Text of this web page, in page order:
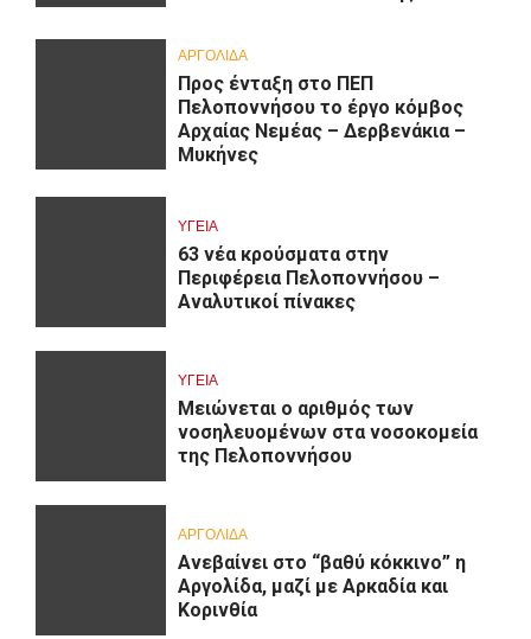
ΑΡΓΟΛΙΔΑ
Προς ένταξη στο ΠΕΠ
Πελοποννήσου το έργο κόμβος
Αρχαίας Νεμέας – Δερβενάκια –
Μυκήνες
ΥΓΕΙΑ
63 νέα κρούσματα στην
Περιφέρεια Πελοποννήσου –
Αναλυτικοί πίνακες
ΥΓΕΙΑ
Μειώνεται ο αριθμός των
νοσηλευομένων στα νοσοκομεία
της Πελοποννήσου
ΑΡΓΟΛΙΔΑ
Ανεβαίνει στο “βαθύ κόκκινο” η
Αργολίδα, μαζί με Αρκαδία και
Κορινθία